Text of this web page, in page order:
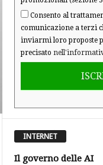
Consento al
comunicazione a terzi
inviarmi loro proposte
precisato
INTERNET
Il governo delle AI